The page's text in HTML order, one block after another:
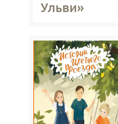
Ульви»